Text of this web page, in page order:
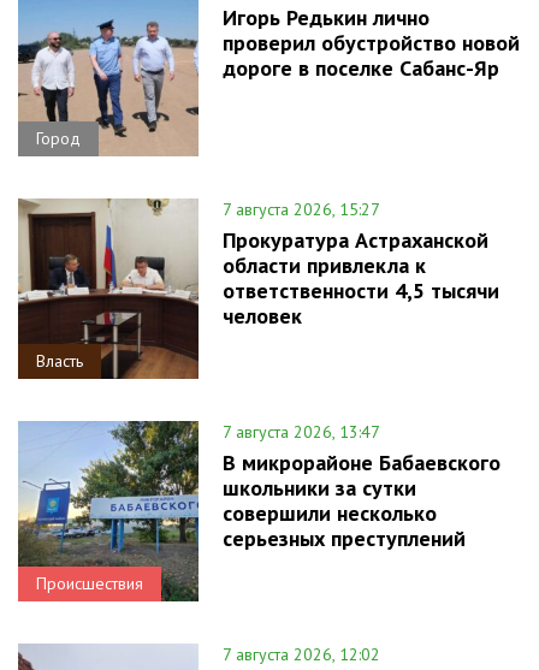
Город
Игорь Редькин лично
проверил обустройство новой
дороге в поселке Сабанс-Яр
Власть
7 августа 2026, 15:27
Прокуратура Астраханской
области привлекла к
ответственности 4,5 тысячи
человек
Происшествия
7 августа 2026, 13:47
В микрорайоне Бабаевского
школьники за сутки
совершили несколько
серьезных преступлений
7 августа 2026, 12:02